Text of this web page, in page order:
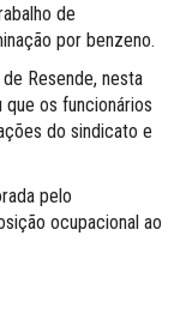
de
por benzeno.
Resende, nesta
os funcionários
do sindicato e
pelo
ocupacional ao